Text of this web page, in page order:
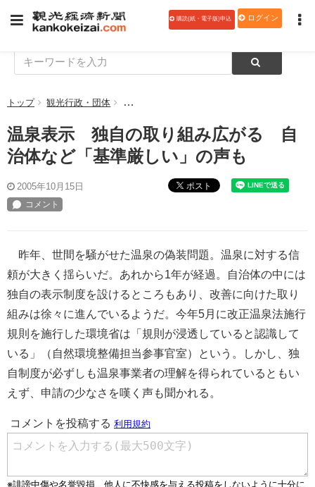
購読(紙・電子版)申込 ログイン
トップ 観光行政・団体 温泉表示 独自の取り組み広がる 自治体など
温泉表示 独自の取り組み広がる 自
治体など「基準厳しい」の声も
2005年10月15日 ポスト
昨年、世間を騒がせた温泉の偽装問題。温泉に対する信
頼が大きく揺らいだ。あれから1年が経過。自治体の中には
独自の表示制度を設けるところもあり、改善に向けた取り
組みは徐々に進んでいるようだ。今年5月に改正温泉法施行
規則を施行した環境省は「規則が浸透していると認識して
いる」（自然環境整備担当参事官室）という。しかし、独
自制度が必ずしも温泉事業者の理解を得られているともい
えず、申請の少なさを嘆く声も聞かれる。